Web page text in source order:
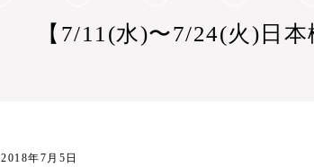
【7/11(水)〜7/24(火)日
2018年7月5日